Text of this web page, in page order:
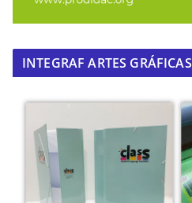
INTEGRAF ARTES GRÁFICAS